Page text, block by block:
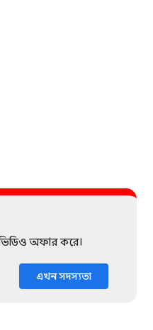
অফার করে।
এখন সদস্যতা